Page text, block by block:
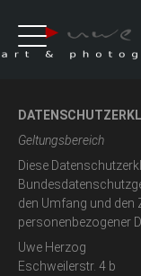
Geltungsbereich
Diese
den Umfang und den
personenbezogener
Uwe Herzog
Eschweilerstr. 4 b